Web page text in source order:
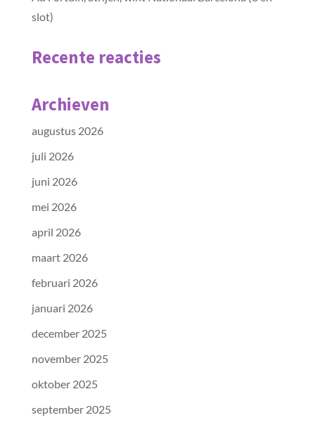
slot)
Recente reacties
Archieven
augustus 2026
juli 2026
juni 2026
mei 2026
april 2026
maart 2026
februari 2026
januari 2026
december 2025
november 2025
oktober 2025
september 2025